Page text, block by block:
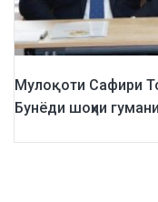
Мулоқоти Сафири
Бунёди шоҳии